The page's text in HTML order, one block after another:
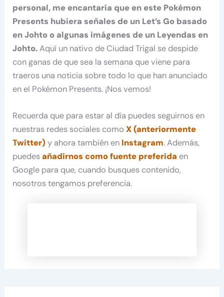
personal, me encantaría que en este Pokémon
Presents hubiera señales de un Let’s Go basado
en Johto o algunas imágenes de un Leyendas en
Johto.Aquí un nativo de Ciudad Trigal se despide
con ganas de que sea la semana que viene para
traeros una noticia sobre todo lo que han anunciado
en el Pokémon Presents. ¡Nos vemos!
Recuerda que para estar al día puedes seguirnos en
nuestras redes sociales comoX (anteriormente
Twitter) y ahora también en Instagram. Además,
puedesañadirnos como fuente preferida en
Google para que, cuando busques contenido,
nosotros tengamos preferencia.